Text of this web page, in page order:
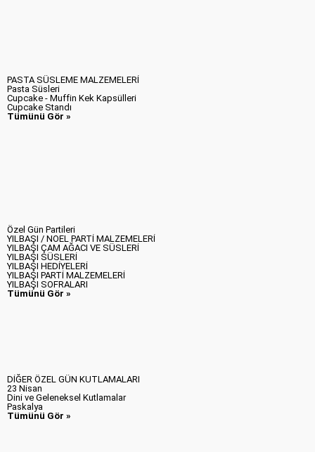
PASTA SÜSLEME MALZEMELERİ
Pasta Süsleri
Cupcake - Muffin Kek Kapsülleri
Cupcake Standı
Tümünü Gör »
Özel Gün Partileri
YILBAŞI / NOEL PARTİ MALZEMELERİ
YILBAŞI ÇAM AĞACI VE SÜSLERİ
YILBAŞI SÜSLERİ
YILBAŞI HEDİYELERİ
YILBAŞI PARTİ MALZEMELERİ
YILBAŞI SOFRALARI
Tümünü Gör »
DİĞER ÖZEL GÜN KUTLAMALARI
23 Nisan
Dini ve Geleneksel Kutlamalar
Paskalya
Tümünü Gör »